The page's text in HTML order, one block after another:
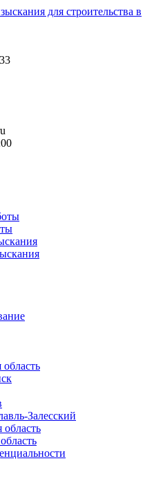
область
Залесский
область